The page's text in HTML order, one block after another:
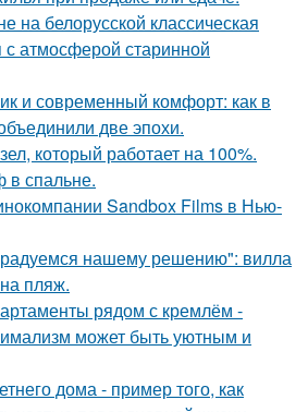
на белорусской классическая
с атмосферой старинной
и современный комфорт: как в
две эпохи.
который работает на 100%.
спальне.
Sandbox Films в Нью-
нашему решению": вилла
пляж.
рядом с кремлём -
может быть уютным и
дома - пример того, как